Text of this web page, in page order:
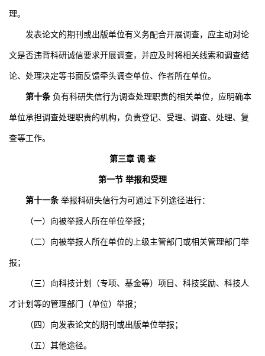
理。
发表论文的期刊或出版单位有义务配合开展调查，应主动对论
文是否违背科研诚信要求开展调查，并应及时将相关线索和调查结
论、处理决定等书面反馈牵头调查单位、作者所在单位。
第十条 负有科研失信行为调查处理职责的相关单位，应明确本
单位承担调查处理职责的机构，负责登记、受理、调查、处理、复
查等工作。
第三章 调 查
第一节 举报和受理
第十一条 举报科研失信行为可通过下列途径进行：
（一）向被举报人所在单位举报；
（二）向被举报人所在单位的上级主管部门或相关管理部门举
报；
（三）向科技计划（专项、基金等）项目、科技奖励、科技人
才计划等的管理部门（单位）举报；
（四）向发表论文的期刊或出版单位举报；
（五）其他途径。